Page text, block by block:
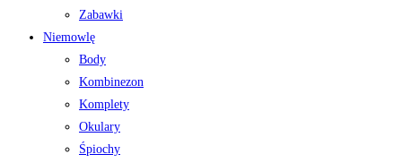
Zabawki
Niemowlę
Body
Kombinezon
Komplety
Okulary
Śpiochy